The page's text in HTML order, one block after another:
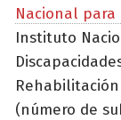
Nacional para
Instituto
(número de